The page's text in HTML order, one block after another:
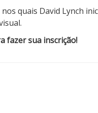
quais David Lynch
fazer sua inscrição!